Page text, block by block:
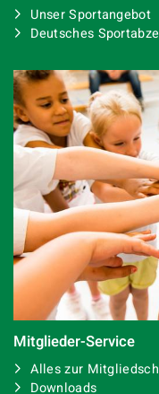
Unser Sportangebot
Deutsches
Mitglieder-Service
Alles zur
Downloads